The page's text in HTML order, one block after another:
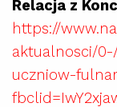
Relacja z
https://
aktualnosci/
uczniow-